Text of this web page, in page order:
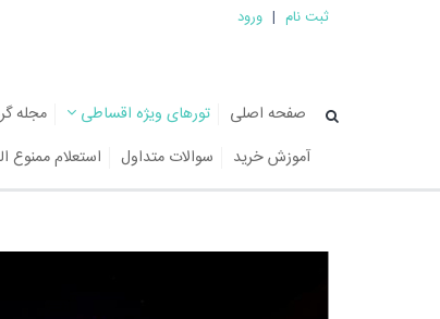
ثبت نام | ورود
صفحه اصلی تورهای ویژه اقساطی مجله
آموزش خرید
سوالات متداول استعلام ممنوع